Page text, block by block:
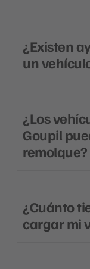
¿Existen
un
¿Los
Goupil
remolque?
¿Cuánto
cargar mi